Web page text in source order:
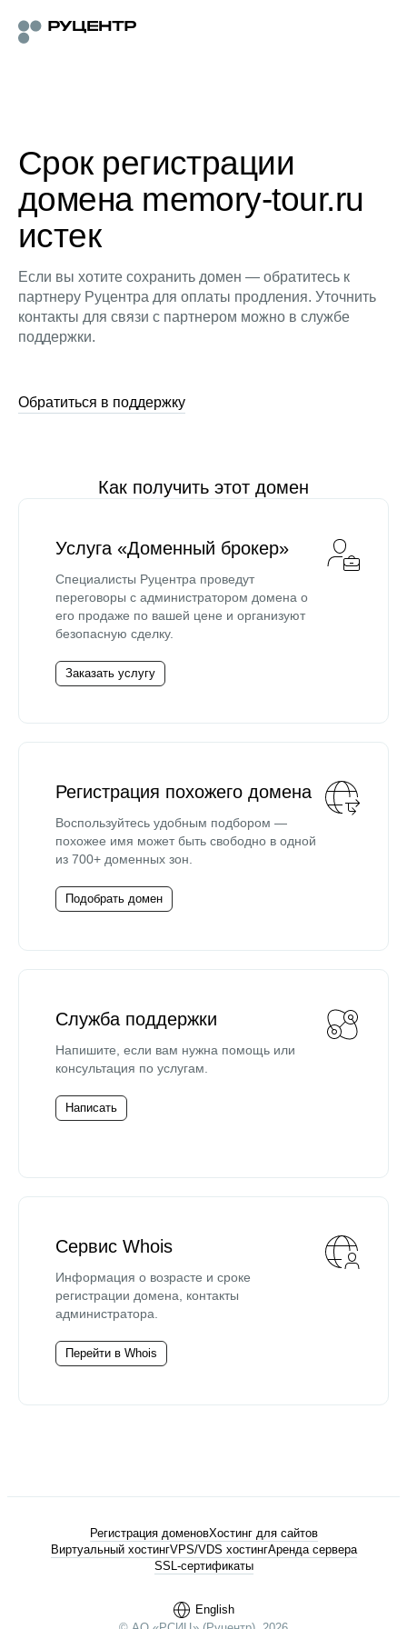
Срок регистрации
домена memory-tour.ru
истек
Если вы хотите сохранить домен — обратитесь к
партнеру Руцентра для оплаты продления. Уточнить
контакты для связи с партнером можно в службе
поддержки.
Обратиться в поддержку
Как получить этот домен
Услуга «Доменный брокер»
Специалисты Руцентра проведут
переговоры с администратором домена о
его продаже по вашей цене и организуют
безопасную сделку.
Заказать услугу
Регистрация похожего домена
Воспользуйтесь удобным подбором —
похожее имя может быть свободно в одной
из 700+ доменных зон.
Подобрать домен
Служба поддержки
Напишите, если вам нужна помощь или
консультация по услугам.
Написать
Сервис Whois
Информация о возрасте и сроке
регистрации домена, контакты
администратора.
Перейти в Whois
English
Регистрация доменовХостинг для сайтов
Виртуальный хостингVPS/VDS хостингАренда сервера
SSL-сертификаты